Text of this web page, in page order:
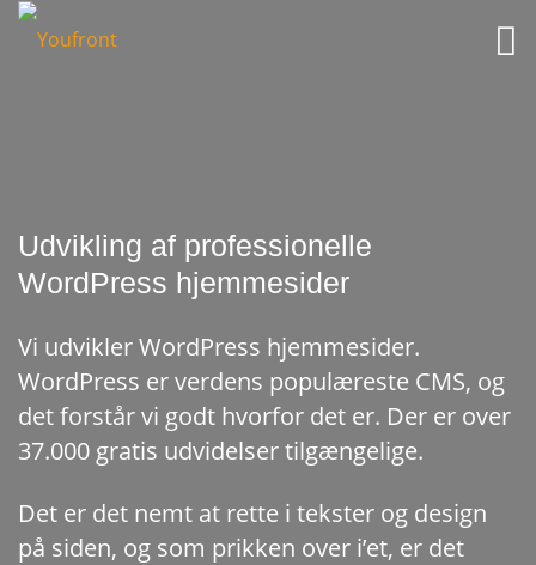

Udvikling af professionelle
WordPress hjemmesider
Vi udvikler WordPress hjemmesider.
WordPress er verdens populæreste CMS, og
det forstår vi godt hvorfor det er. Der er over
37.000 gratis udvidelser tilgængelige.
Det er det nemt at rette i tekster og design
på siden, og som prikken over i’et, er det